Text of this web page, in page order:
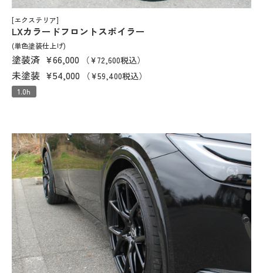
[エクステリア]
LXカラードフロントスポイラー
(単色塗装仕上げ)
塗装済 ¥66,000 （¥72,600税込）
未塗装 ¥54,000 （¥59,400税込）
1.0h